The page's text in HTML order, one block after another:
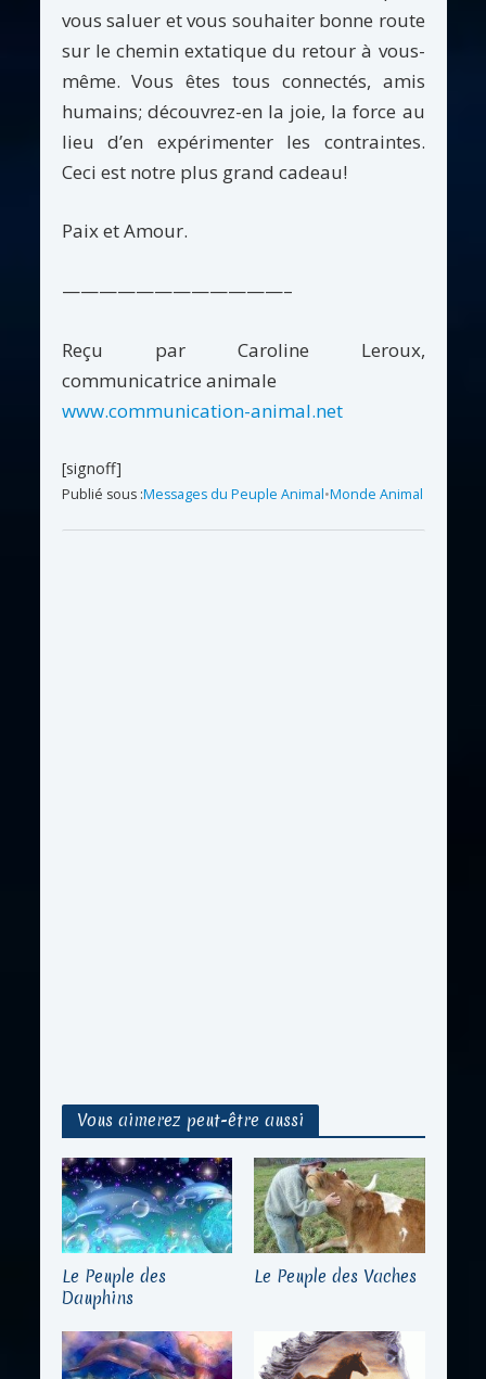
vous saluer et vous souhaiter bonne route
sur le chemin extatique du retour à vous-
même. Vous êtes tous connectés, amis
humains; découvrez-en la joie, la force au
lieu d’en expérimenter les contraintes.
Ceci est notre plus grand cadeau!
Paix et Amour.
————————————–
Reçu par Caroline Leroux,
communicatrice animale
www.communication-animal.net
[signoff]
Publié sous :Messages du Peuple Animal•Monde Animal
Vous aimerez peut-être aussi
Le Peuple des
Dauphins
Le Peuple des Vaches